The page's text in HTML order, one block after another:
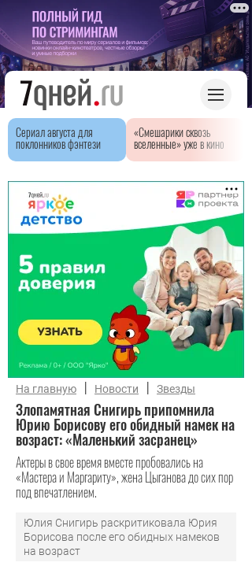
Сериал августа для
поклонников фэнтези
«Смешарики сквозь
вселенные» уже в кино
На главную | Новости | Звезды
Злопамятная Снигирь припомнила
Юрию Борисову его обидный намек на
возраст: «Маленький засранец»
Актеры в свое время вместе пробовались на
«Мастера и Маргариту», жена Цыганова до сих пор
под впечатлением.
Юлия Снигирь раскритиковала Юрия
Борисова после его обидных намеков
на возраст